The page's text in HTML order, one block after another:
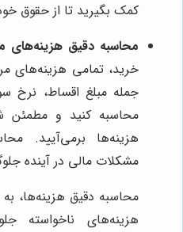
کمک بگیرید تا از حقوق
محاسبه دقیق هزینه‌های
خرید، تمامی هزینه‌های
جمله مبلغ اقساط، نرخ
محاسبه کنید و مطمئن
هزینه‌ها برمی‌آیید.
مشکلات مالی در آینده
محاسبه دقیق هزینه‌ها،
هزینه‌های ناخواسته